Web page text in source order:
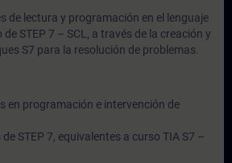
de lectura y programación en el lenguaje
STEP 7 – SCL, a través de la creación y
S7 para la resolución de problemas.
en programación e intervención de
STEP 7, equivalentes a curso TIA S7 –